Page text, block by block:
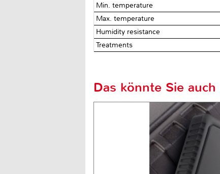
Min. temperature
Max. temperature
Humidity resistance
Treatments
Das könnte Sie